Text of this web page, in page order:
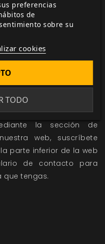
TRAICIONERAS
y avances sobre
de tus juegos y
la sección de
web, suscríbete
parte inferior de la web
de contacto para
que tengas.
preferencias
de
sobre su
cookies
TODO